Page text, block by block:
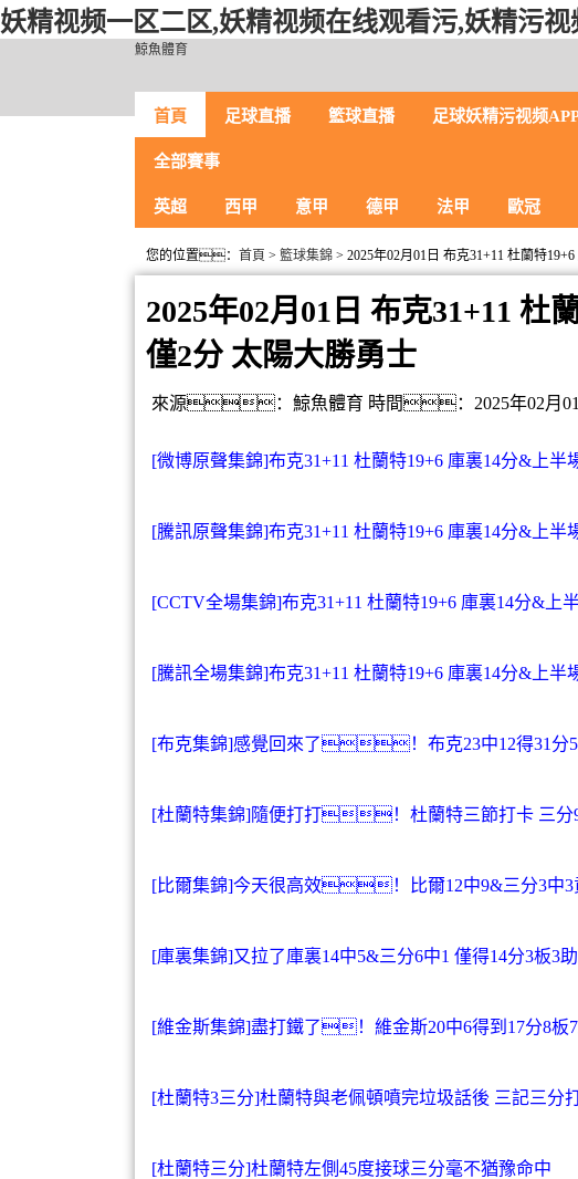
妖精视频一区二区,妖精视频在线观看污,妖精污
鯨魚體育
首頁 足球直播 籃球直播 足球妖精污视频
全部賽事
英超 西甲 意甲 德甲 法甲 歐冠
您的位置： 首頁 > 籃球集錦 > 2025年02月01日 布克31+11 杜蘭特
2025年02月01日 布克31+11 杜
僅2分 太陽大勝勇士
來源：鯨魚體育 時間：2025年02月01
[微博原聲集錦]布克31+11 杜蘭特19+6 庫裏14分&上半
[騰訊原聲集錦]布克31+11 杜蘭特19+6 庫裏14分&上半
[CCTV全場集錦]布克31+11 杜蘭特19+6 庫裏14分&上
[騰訊全場集錦]布克31+11 杜蘭特19+6 庫裏14分&上半
[布克集錦]感覺回來了！布克23中12得31分5
[杜蘭特集錦]隨便打打！杜蘭特三節打卡 三分9
[比爾集錦]今天很高效！比爾12中9&三分3中3
[庫裏集錦]又拉了庫裏14中5&三分6中1 僅得14分3板3
[維金斯集錦]盡打鐵了！維金斯20中6得到17分8板7
[杜蘭特3三分]杜蘭特與老佩頓噴完垃圾話後 三記三分
[杜蘭特三分]杜蘭特左側45度接球三分毫不猶豫命中